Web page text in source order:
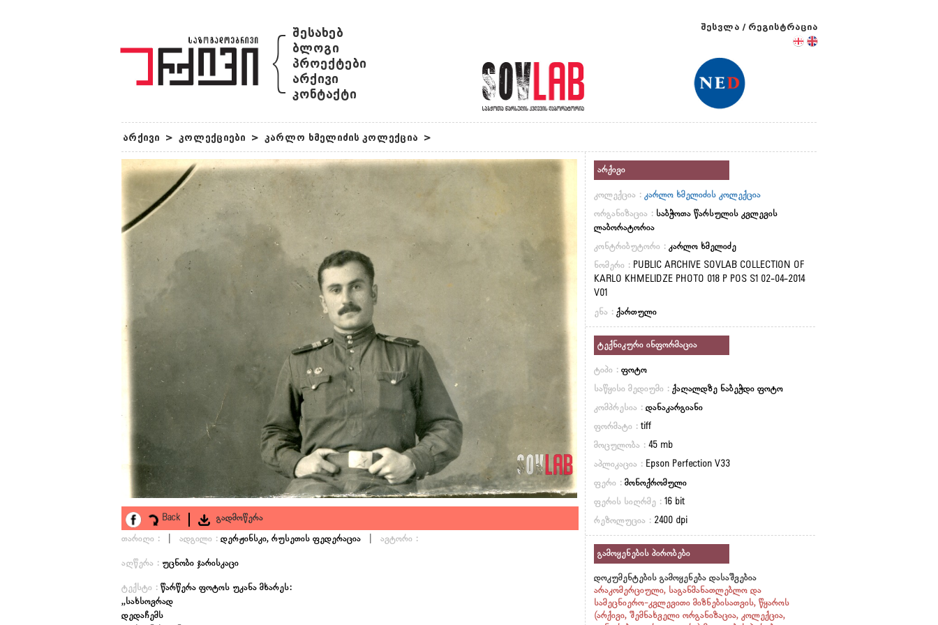
{ შესახებ
ბლოგი
პროექტები
არქივი
კონტაქტი
შესვლა / რეგისტრაცია
არქივი > კოლექციები > კარლო ხმელიძის კოლექცია >
Back გადმოწერა
თარიღი : | ადგილი : დერჟინსკი, რუსეთის ფედერაცია | ავტორი :
აღწერა : უცნობი ჯარისკაცი
ტექსტი : წარწერა ფოტოს უკანა მხარეს:
,,სახსოვრად
დედაჩემს
არქივი
კოლექცია : კარლო ხმელიძის კოლექცია
ორგანიზაცია : საბჭოთა წარსულის კვლევის
ლაბორატორია
კონტრიბუტორი : კარლო ხმელიძე
ნომერი : PUBLIC ARCHIVE SOVLAB COLLECTION OF
KARLO KHMELIDZE PHOTO 018 P POS S1 02-04-2014
V01
ენა : ქართული
ტექნიკური ინფორმაცია
ტიპი : ფოტო
საწყისი მედიუმი : ქაღალდზე ნაბეჭდი ფოტო
კომპრესია : დანაკარგიანი
ფორმატი : tiff
მოცულობა : 45 mb
აპლიკაცია : Epson Perfection V33
ფერი : მონოქრომული
ფერის სიღრმე : 16 bit
რეზოლუცია : 2400 dpi
გამოყენების პირობები
დოკუმენტების გამოყენება დასაშვებია
არაკომერციული, საგანმანათლებლო და
სამეცნიერო-კვლევითი მიზნებისათვის, წყაროს
(არქივი, შემნახველი ორგანიზაცია, კოლექცია,